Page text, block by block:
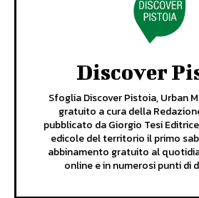
Discover
Sfoglia Discover Pistoia, Urban
gratuito a cura della
pubblicato da Giorgio Tesi
edicole del territorio il primo
abbinamento gratuito al
online e in numerosi punti di